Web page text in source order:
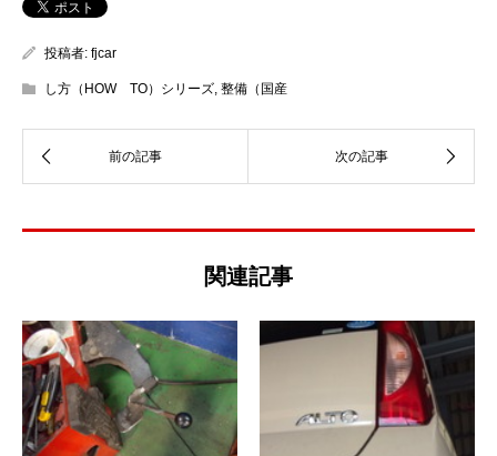
投稿者: fjcar
し方（HOW TO）シリーズ, 整備（国産
関連記事